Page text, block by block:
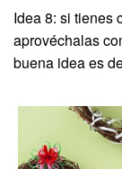
Idea 8: si tienes
aprovéchalas
buena idea es